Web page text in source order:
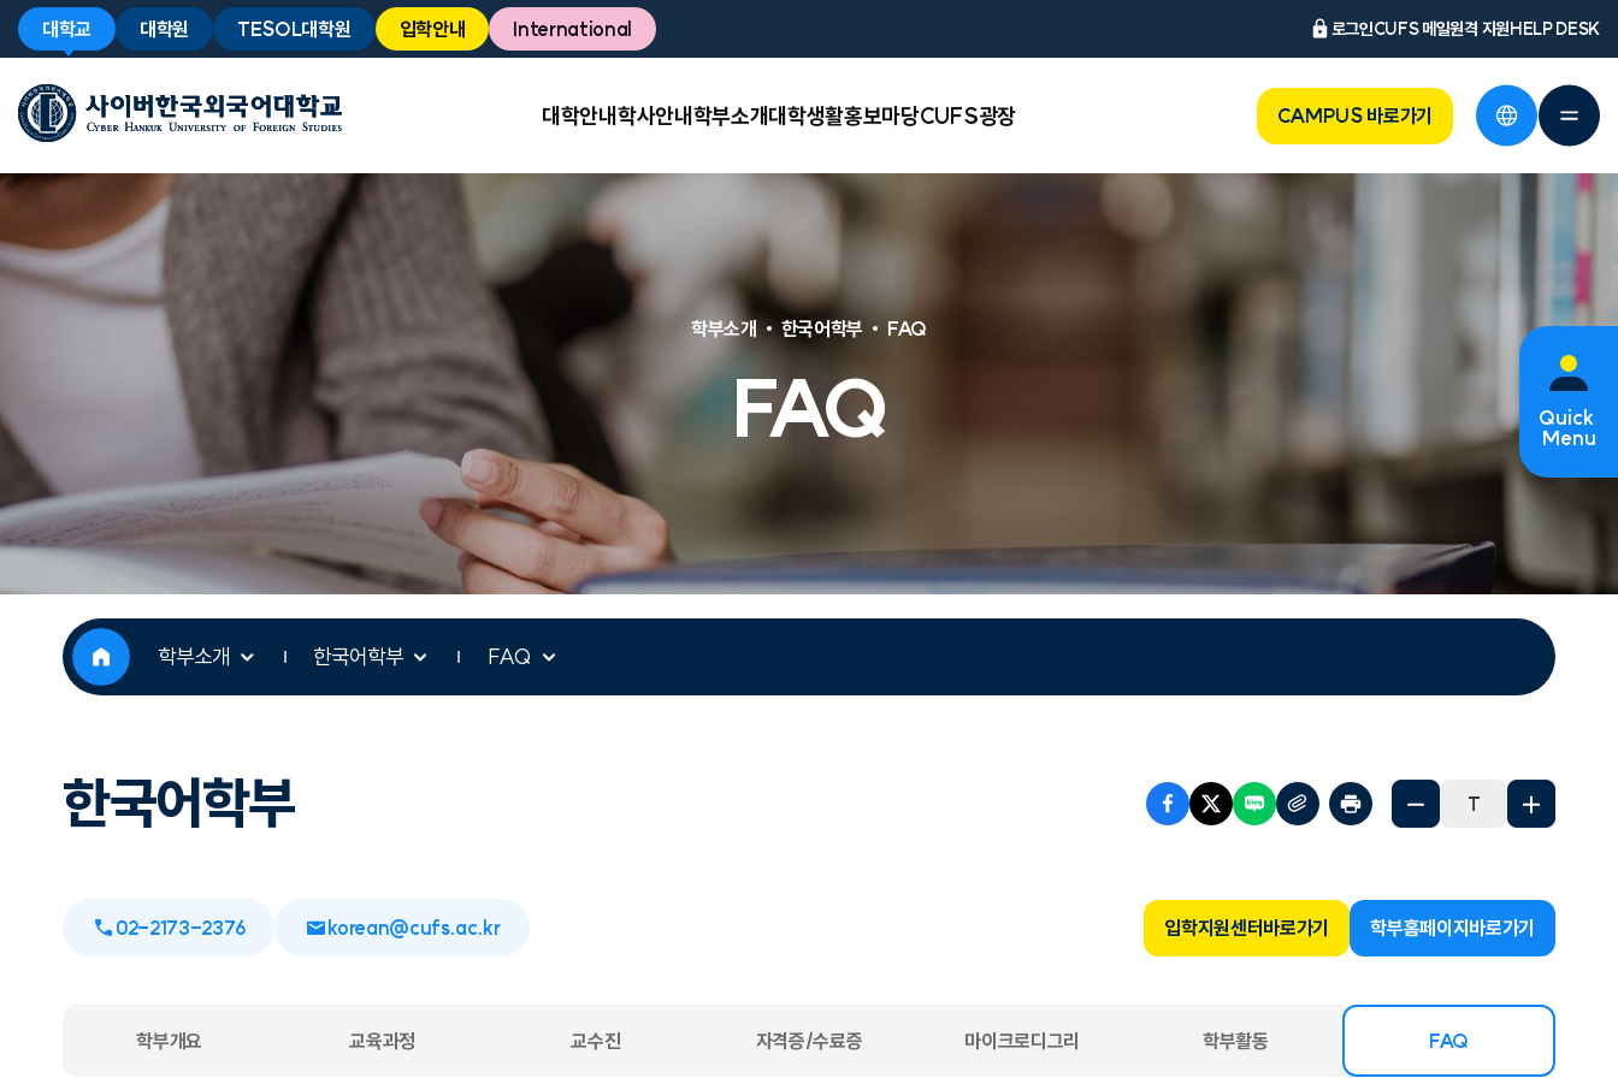
대학교 대학원 TESOL대학원 입학안내 International 로그인CUFS 메일원격 지원HELP DESK
CAMPUS 바로가기
대학안내학사안내학부소개대학생활홍보마당CUFS광장
FAQ
학부소개 한국어학부 FAQ
학부소개 한국어학부 FAQ
한국어학부 T
02-2173-2376 korean@cufs.ac.kr 입학지원센터바로가기 학부홈페이지바로가기
학부개요 교육과정 교수진 자격증/수료증 마이크로디그리 학부활동 FAQ
선택됨
Quick
Menu